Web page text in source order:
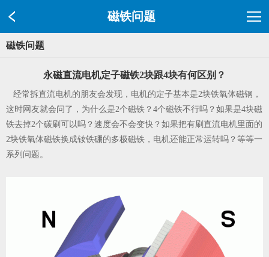
磁铁问题
磁铁问题
永磁直流电机定子磁铁2块跟4块有何区别？
经常拆直流电机的朋友会发现，电机的定子基本是2块铁氧体磁钢，
这时网友就会问了，为什么是2个磁铁？4个磁铁不行吗？如果是4块磁
铁去掉2个碳刷可以吗？速度会不会变快？如果把有刷直流电机里面的
2块铁氧体磁铁换成钕铁硼的多极磁铁，电机还能正常运转吗？等等一
系列问题。